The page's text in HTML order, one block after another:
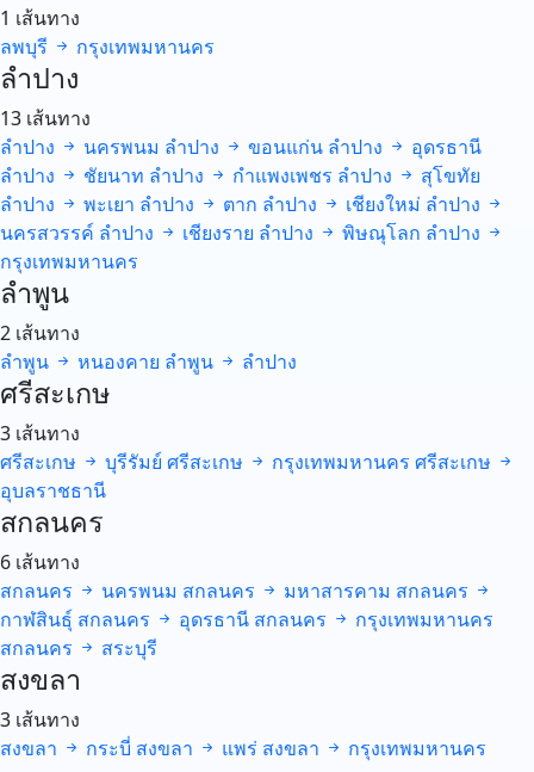
1 เส้นทาง
ลพบุรี
กรุงเทพมหานคร
ลำปาง
13 เส้นทาง
ลำปาง
นครพนม ลำปาง ขอนแก่น ลำปาง
อุดรธานี
ลำปาง
ชัยนาท ลำปาง กำแพงเพชร ลำปาง
สุโขทัย
ลำปาง
พะเยา ลำปาง ตาก ลำปาง เชียงใหม่ ลำปาง
นครสวรรค์ ลำปาง เชียงราย ลำปาง พิษณุโลก ลำปาง
กรุงเทพมหานคร
ลำพูน
2 เส้นทาง
ลำพูน
หนองคาย ลำพูน ลำปาง
ศรีสะเกษ
3 เส้นทาง
ศรีสะเกษ
บุรีรัมย์ ศรีสะเกษ กรุงเทพมหานคร ศรีสะเกษ
อุบลราชธานี
สกลนคร
6 เส้นทาง
สกลนคร
นครพนม สกลนคร มหาสารคาม สกลนคร
กาฬสินธุ์ สกลนคร อุดรธานี สกลนคร
กรุงเทพมหานคร
สกลนคร
สระบุรี
สงขลา
3 เส้นทาง
สงขลา
กระบี่ สงขลา แพร่ สงขลา กรุงเทพมหานคร